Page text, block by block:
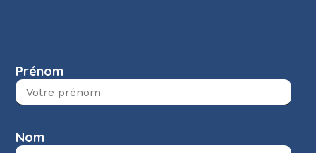
Prénom
Nom